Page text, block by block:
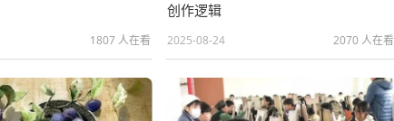
1807 人在看
创作逻辑
2025-08-24 2070 人在看